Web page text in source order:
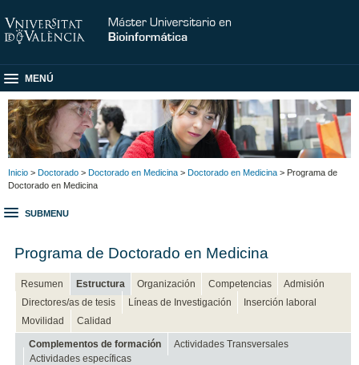
MENÚ
Inicio > Doctorado > Doctorado en Medicina > Doctorado en Medicina > Programa de
Doctorado en Medicina
SUBMENU
Programa de Doctorado en Medicina
Resumen Estructura Organización Competencias
Admisión
Directores/as de tesis
Líneas de Investigación
Inserción laboral
Movilidad
Calidad
Complementos de formación
Actividades Transversales
Actividades específicas